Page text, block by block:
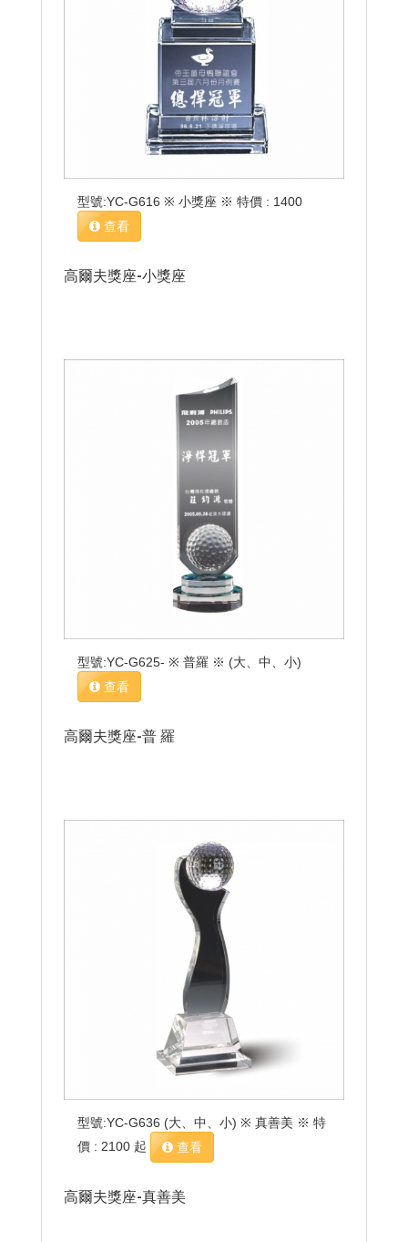
型號:YC-G616 ※ 小獎座 ※ 特價 : 1400
查看
高爾夫獎座-小獎座
型號:YC-G625- ※ 普羅 ※ (大、中、小)
查看
高爾夫獎座-普 羅
型號:YC-G636 (大、中、小) ※ 真善美 ※ 特
價 : 2100 起
查看
高爾夫獎座-真善美